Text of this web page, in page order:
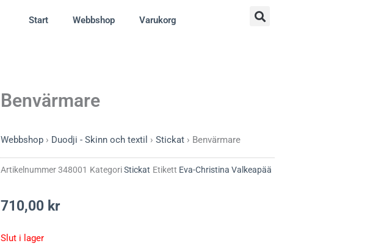
Start Webbshop Varukorg
Benvärmare
Webbshop › Duodji - Skinn och textil › Stickat › Benvärmare
Artikelnummer348001 KategoriStickat Etikett Eva-Christina Valkeapää
710,00 kr
Slut i lager